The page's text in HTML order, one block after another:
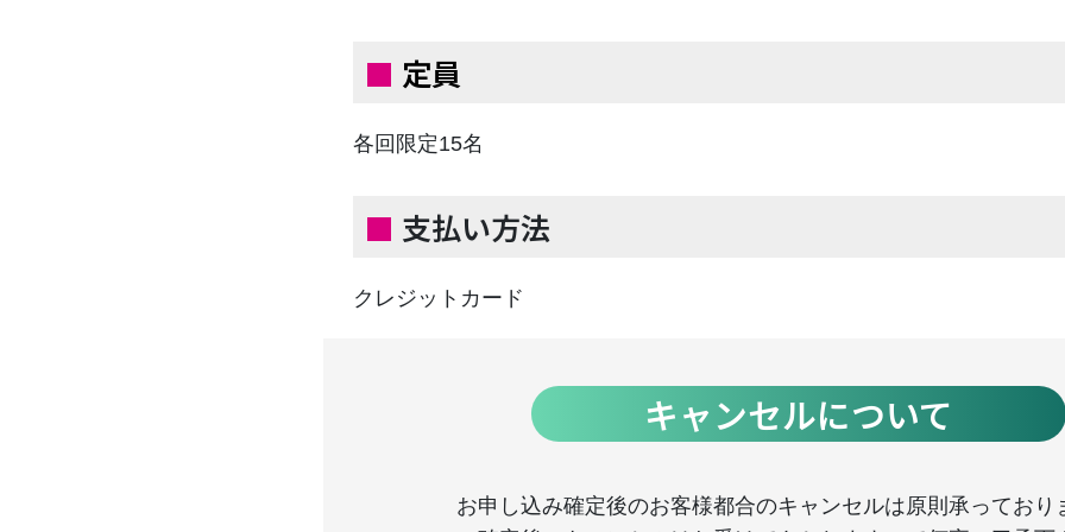
■ 定員
各回限定15名
■ 支払い方法
クレジットカード
キャンセルについて
お申し込み確定後のお客様都合のキャンセルは原則承っており